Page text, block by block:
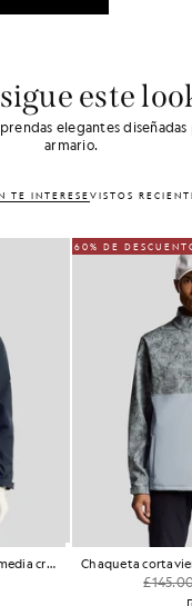
este
elegantes diseñadas
armario.
TE INTERESEVISTOS
Chaqueta cortavientos con media cremallera
60% DE